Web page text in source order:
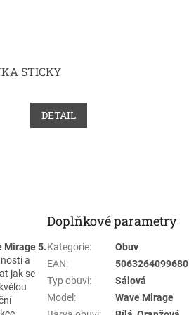
STICKY
DETAIL
Mirage 5.
a
jak se
Doplňkové parametry
Kategorie:
Obuv
EAN:
5063264099680
Typ obuvi:
Sálová
Model :
Wave Mirage